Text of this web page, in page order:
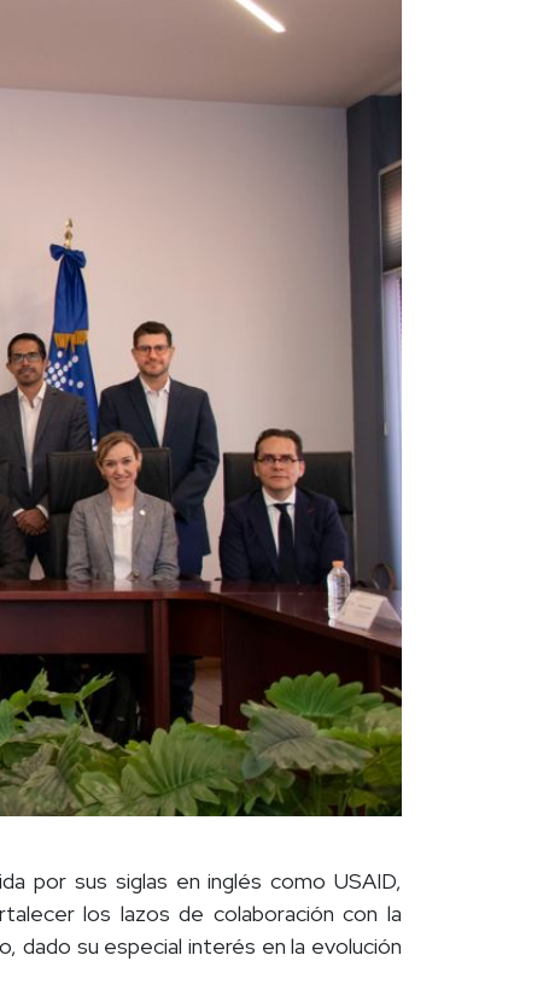
por sus siglas en inglés como USAID,
los lazos de colaboración con la
dado su especial interés en la evolución